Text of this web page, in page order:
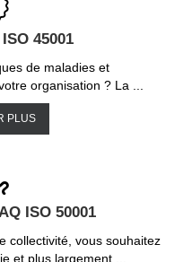
45001
de maladies et
organisation ? La ...
PLUS
ISO 50001
collectivité, vous souhaitez
et plus largement ...